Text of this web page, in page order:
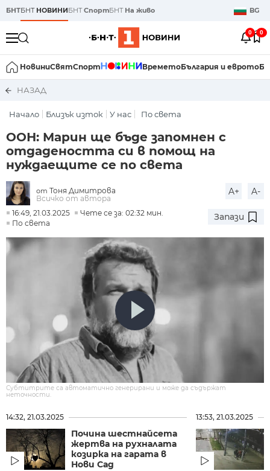
БНТБНТ НОВИНИБНТСпортБНТ На живо BG
0 0
НовиниСвятСпорт ВреметоБългария и еврото
НАЗАД
Начало Близък изток У нас По света
ООН: Марин ще бъде запомнен с
отдадеността си в помощ на
нуждаещите се по света
от Тоня Димитрова
Всичко от автора
A+ A-
16:49, 21.03.2025
Чете се за: 02:32 мин.
По света
Запази
Субтитрите са автоматично генерирани и може да съдържат
неточности.
14:32, 21.03.2025
Почина шестнайсета
жертва на рухналата
козирка на гарата в
Нови Сад
13:53, 21.03.2025